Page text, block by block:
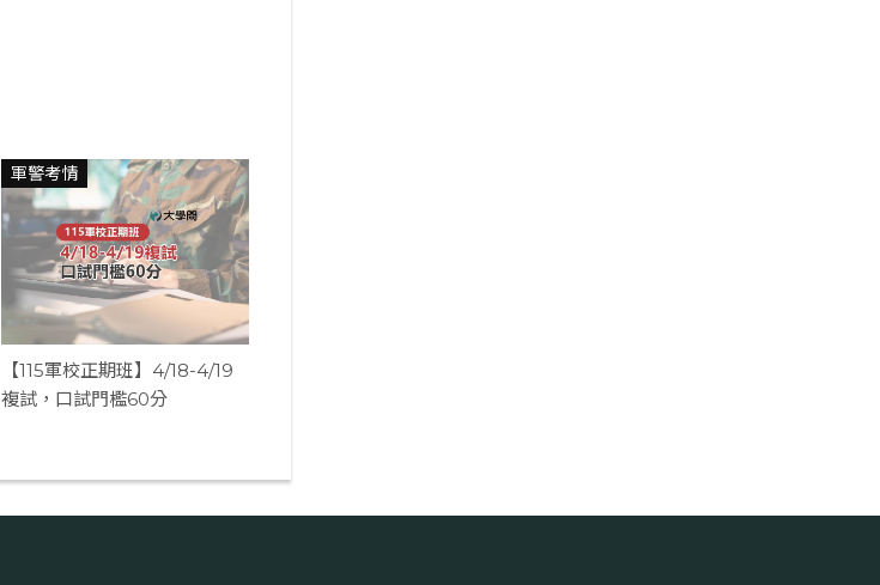
軍警考情
【115軍校正期班】4/18-4/19
複試，口試門檻60分